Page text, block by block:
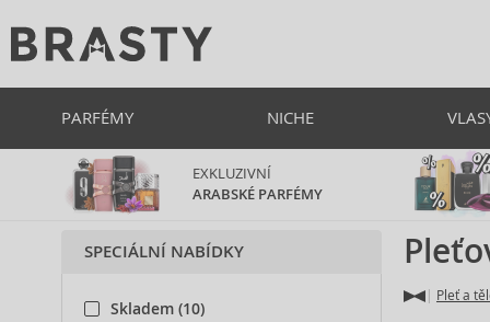
PARFÉMY NICHE
EXKLUZIVNÍ
ARABSKÉ PARFÉMY
Pleť a
SPECIÁLNÍ NABÍDKY
Skladem (10)